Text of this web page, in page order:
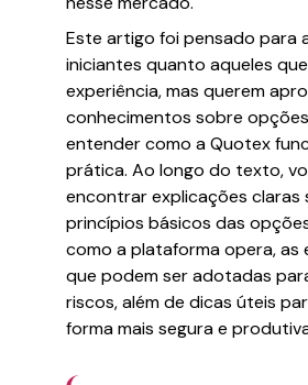
Este artigo foi pensado para
iniciantes quanto aqueles
experiência, mas querem
conhecimentos sobre
entender como a Quotex
prática. Ao longo do texto,
encontrar explicações claras
princípios básicos das
como a plataforma opera, as
que podem ser adotadas
riscos, além de dicas úteis
forma mais segura e